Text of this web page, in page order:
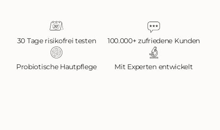
30 Tage risikofrei testen 100.000+ zufriedene Kunden
Probiotische Hautpflege Mit Experten entwickelt